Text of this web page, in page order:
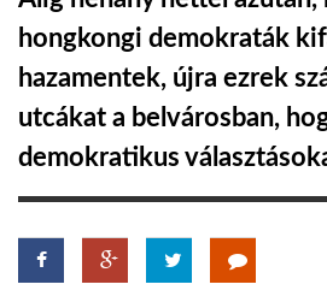
GLOBOTV BP
HÍR3D
GLOBOTV
hongkongi demokraták
hazamentek, újra ezrek
utcákat a belvárosban,
demokratikus